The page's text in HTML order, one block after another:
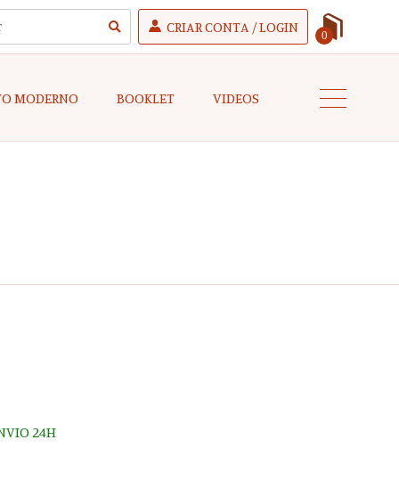
CRIAR CONTA / LOGIN 0
MODERNO BOOKLET VIDEOS
24H